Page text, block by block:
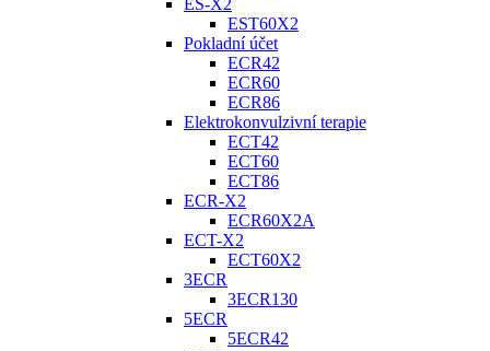
ES-X2
EST60X2
Pokladní účet
ECR42
ECR60
ECR86
Elektrokonvulzivní terapie
ECT42
ECT60
ECT86
ECR-X2
ECR60X2A
ECT-X2
ECT60X2
3ECR
3ECR130
5ECR
5ECR42